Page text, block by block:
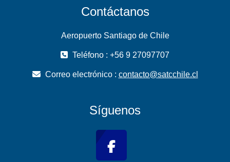
Contáctanos
Aeropuerto Santiago de Chile
Teléfono : +56 9 27097707
Correo electrónico : contacto@satcchile.cl
Síguenos